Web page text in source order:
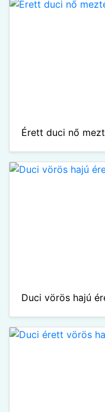
Érett duci nő
Duci vörös hajú